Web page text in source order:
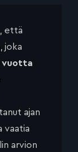
että
joka
vuotta
ajan
vaatia
arvion